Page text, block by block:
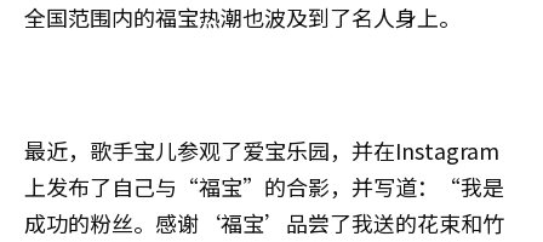
全国范围内的福宝热潮也波及到了名人身上。
最近，歌手宝儿参观了爱宝乐园，并在Instagram
上发布了自己与“福宝”的合影，并写道：“我是
成功的粉丝。感谢‘福宝’品尝了我送的花束和竹